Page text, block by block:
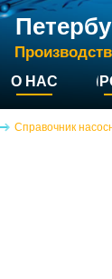
О НАС
Справочник